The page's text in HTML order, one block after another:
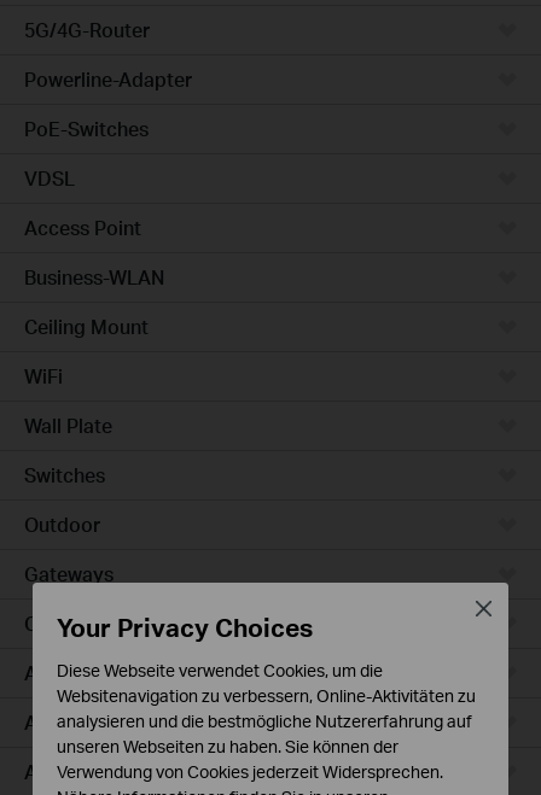
5G/4G-Router
Powerline-Adapter
PoE-Switches
VDSL
Access Point
Business-WLAN
Ceiling Mount
WiFi
Wall Plate
Switches
Outdoor
Gateways
Campus
Access Max
Aggregation
Access Plus
Your Privacy Choices
Diese Webseite verwendet Cookies, um die
Websitenavigation zu verbessern, Online-Aktivitäten zu
analysieren und die bestmögliche Nutzererfahrung auf
unseren Webseiten zu haben. Sie können der
Verwendung von Cookies jederzeit Widersprechen.
Close